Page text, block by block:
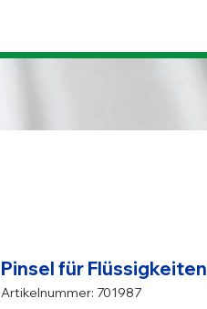
Pinsel für Flüssigkeiten
Artikelnummer: 701987